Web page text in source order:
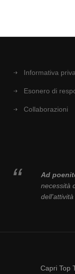
Informativa
Esonero di
Collaborazioni
Ad
necessità
Capri Top